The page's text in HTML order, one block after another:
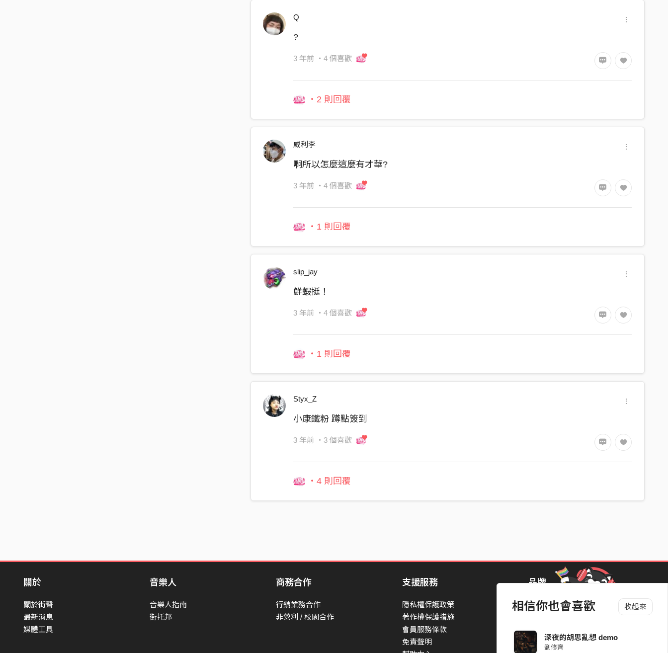
相信你也會喜歡 收起來
深夜的胡思亂想 demo
劉修齊
Q
?
3 年前 ・4 個喜歡
・2 則回覆
威利李
啊所以怎麼這麼有才華?
3 年前 ・4 個喜歡
・1 則回覆
slip_jay
鮮蝦挺！
3 年前 ・4 個喜歡
・1 則回覆
Styx_Z
小康鐵粉 蹲點簽到
3 年前 ・3 個喜歡
・4 則回覆
關於
關於街聲
最新消息
媒體工具
音樂人
音樂人指南
街托邦
商務合作
行銷業務合作
非營利 / 校園合作
支援服務
隱私權保護政策
著作權保護措施
會員服務條款
免責聲明
品牌
StreetVoice Awards 街聲音樂獎
Blow 吹音樂
Packer 派歌